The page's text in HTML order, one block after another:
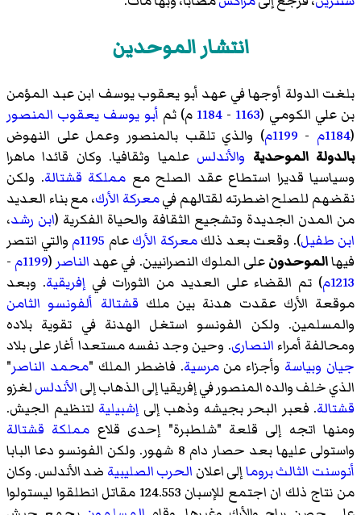
انتشار الموحدين
بلغت الدولة أوجها في عهد أبو يعقوب يوسف ابن عبد المؤمن
بن علي الكومي (1163
-
1184 م) ثم أبو يوسف يعقوب المنصور
(1184م - 1199م ) والذي تلقب بالمنصور وعمل على النهوض
بالدولة الموحدية والأندلس علميا وثقافيا. وكان قائدا ماهرا
وسياسيا قديرا استطاع عقد الصلح مع مملكة قشتالة. ولكن
نقضهم للصلح اضطرته لقتالهم فيمعركة الأرك، مع بناء العديد
من المدن الجديدة وتشجيع الثقافة والحياة الفكرية (ابن رشد،
ابن طفيل). وقعت بعد ذلكمعركة الأركعام 1195م
والتي انتصر
فيهاالموحدونعلى الملوك النصرانيين. في عهد الناصر (1199م
-
1213م ) تم القضاء على العديد من الثورات فيإفريقية. وبعد
موقعة الأرك عقدت هدنة بين ملك قشتالة ألفونسو الثامن
والمسلمين. ولكن الفونسو استغل الهدنة في تقوية بلاده
ومحالفة أمراء النصارى. وحين وجد نفسه مستعدا أغار على بلاد
جيان وبياسة وأجزاء منمرسية. فاضطر الملك "محمد الناصر"
الذي خلف والده المنصور في إفريقيا إلى الذهاب إلىالأندلسلغزو
قشتالة. فعبر البحر بجيشه وذهب إلى إشبيلية لتنظيم الجيش.
ومنها اتجه إلى قلعة "شلطبرة" إحدى قلاع مملكة قشتالة
واستولى عليها بعد حصار دام 8 شهور. ولكن الفونسو دعا البابا
أنوسنت الثالثبروماإلى اعلان الحرب الصليبية ضد الأندلس. وكان
من نتاج ذلك ان اجتمع للإسبان 124.553 مقاتل انطلقوا ليستولوا